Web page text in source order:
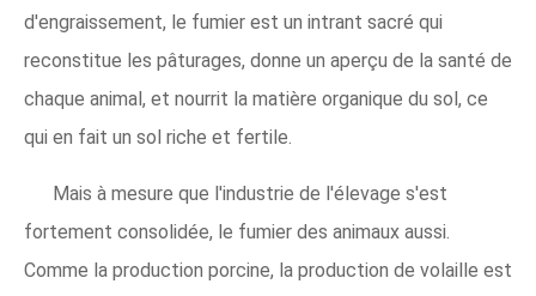
d'engraissement, le fumier est un intrant sacré qui
reconstitue les pâturages, donne un aperçu de la santé de
chaque animal, et nourrit la matière organique du sol, ce
qui en fait un sol riche et fertile.
Mais à mesure que l'industrie de l'élevage s'est
fortement consolidée, le fumier des animaux aussi.
Comme la production porcine, la production de volaille est